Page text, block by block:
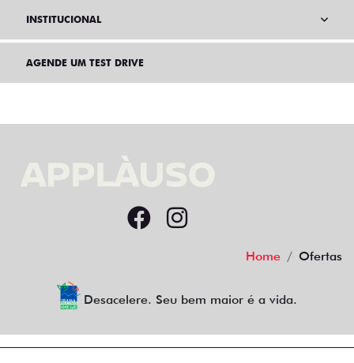
INSTITUCIONAL
AGENDE UM TEST DRIVE
Home Ofertas
Desacelere. Seu bem maior é a vida.